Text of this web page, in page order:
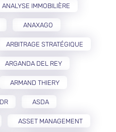
ANALYSE IMMOBILIÈRE
ANAXAGO
ARBITRAGE STRATÉGIQUE
ARGANDA DEL REY
ARMAND THIERY
ASDA
ASSET MANAGEMENT